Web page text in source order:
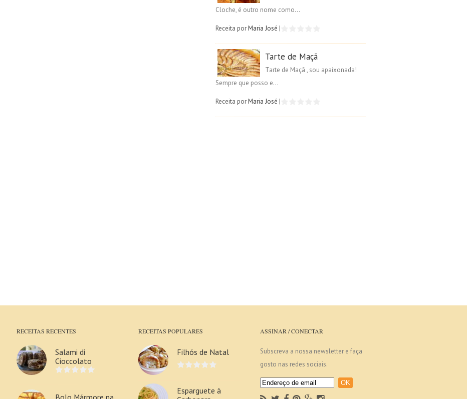
Cloche, é outro nome como...
Receita porMaria José |
Tarte de Maçã
Tarte de Maçã , sou apaixonada!
Sempre que posso e...
Receita porMaria José |
RECEITAS RECENTES
Salami di
Cioccolato
Bolo Mármore na
RECEITAS POPULARES
Filhós de Natal
Esparguete à
ASSINAR / CONECTAR
Subscreva a nossa newsletter e faça
gosto nas redes sociais.